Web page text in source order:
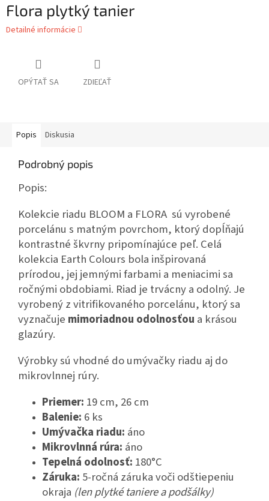
Flora plytký tanier
Detailné informácie
OPÝTAŤ SA ZDIEĽAŤ
Popis Diskusia
Podrobný popis
Popis:
Kolekcie riadu BLOOM a FLORA sú vyrobené
porcelánu s matným povrchom, ktorý dopĺňajú
kontrastné škvrny pripomínajúce peľ. Celá
kolekcia Earth Colours bola inšpirovaná
prírodou, jej jemnými farbami a meniacimi sa
ročnými obdobiami. Riad je trvácny a odolný. Je
vyrobený z vitrifikovaného porcelánu, ktorý sa
vyznačuje mimoriadnou odolnosťou a krásou
glazúry.
Výrobky sú vhodné do umývačky riadu aj do
mikrovlnnej rúry.
Priemer: 19 cm, 26 cm
Balenie: 6 ks
Umývačka riadu: áno
Mikrovlnná rúra: áno
Tepelná odolnosť: 180°C
Záruka: 5-ročná záruka voči odštiepeniu
okraja (len plytké taniere a podšálky)